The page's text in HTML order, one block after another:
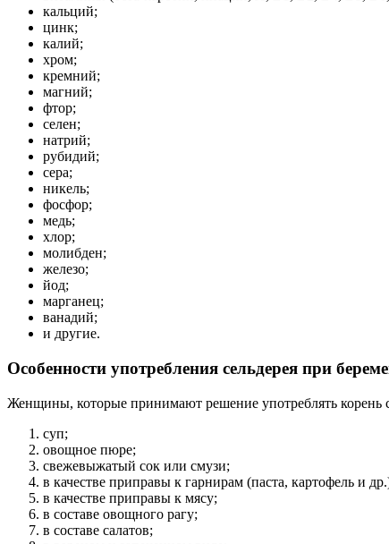
кальций;
цинк;
калий;
хром;
кремний;
магний;
фтор;
селен;
натрий;
рубидий;
сера;
никель;
фосфор;
медь;
хлор;
молибден;
железо;
йод;
марганец;
ванадий;
и другие.
Особенности употребления сельдерея при
Женщины, которые принимают решение употреблять корень
суп;
овощное пюре;
свежевыжатый сок или смузи;
в качестве приправы к гарнирам (паста, картофель и
в качестве приправы к мясу;
в составе овощного рагу;
в составе салатов;